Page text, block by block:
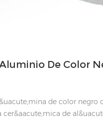
De Color
de color
de